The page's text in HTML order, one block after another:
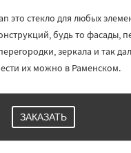
это стекло для любых
будь то фасады,
зеркала и так
их можно в Раменском.
ЗАКАЗАТЬ
ПОДРОБНЕЕ